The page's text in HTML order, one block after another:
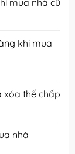
mua nhà cũ
khi mua
xóa thế chấp
nhà